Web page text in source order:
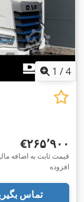
1 /4
‎€۲۶۵٬۹۰۰
قیمت ثابت به اضافه
افزوده
تماس